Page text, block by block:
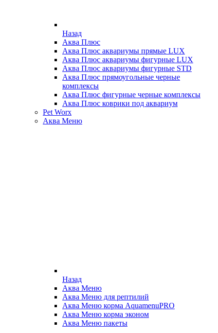
Назад
Аква Плюс
Аква Плюс аквариумы прямые LUX
Аква Плюс аквариумы фигурные LUX
Аква Плюс аквариумы фигурные STD
Аква Плюс прямоугольные черные
комплексы
Аква Плюс фигурные черные комплексы
Аква Плюс коврики под аквариум
Pet Worx
Аква Меню
Назад
Аква Меню
Аква Меню для рептилий
Аква Меню корма AquamenuPRO
Аква Меню корма эконом
Аква Меню пакеты